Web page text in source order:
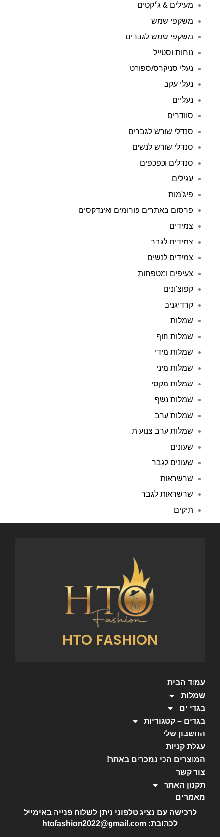
מעילים & ג׳קטים
משקפי שמש
משקפי שמש לגברים
נוחות וסטייל
נעלי סניקרס/ספורט
נעלי עקב
נעליים
סוודרים
סנדלי שורש לגברים
סנדלי שורש לנשים
סנדלים וכפכפים
עגילים
פיג'מות
פרסום באתרים פורומים ואינדקסים
צמידים
צמידים לגבר
צמידים לנשים
צעיפים ומטפחות
קפוצ'ונים
קרדיגנים
שמלות
שמלות חוף
שמלות מידי
שמלות מיני
שמלות מקסי
שמלות נשף
שמלות ערב
שמלות ערב צנועות
שעונים
שעונים לגבר
שרשראות
שרשראות לגבר
תיקים
HTO FASHION
עמוד הבית
שמלות
בגדי ים
בגדים – קטגוריות
החשבון שלי
עגלת קניות
המוצרים הכי נמכרים באתר!
צור קשר
תקנון האתר
מאמרים
לרכישה עם נציג טלפוני ניתן לשלוח פנייה באימייל
לכתובת: htofashion2022@gmail.com